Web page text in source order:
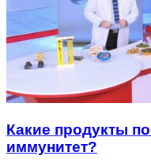
Какие продукты
иммунитет?